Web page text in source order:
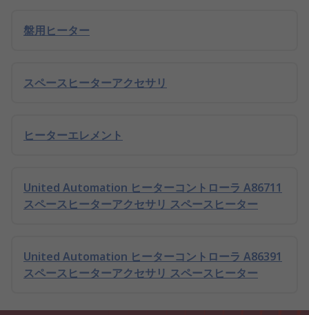
盤用ヒーター
スペースヒーターアクセサリ
ヒーターエレメント
United Automation ヒーターコントローラ A86711
スペースヒーターアクセサリ スペースヒーター
United Automation ヒーターコントローラ A86391
スペースヒーターアクセサリ スペースヒーター